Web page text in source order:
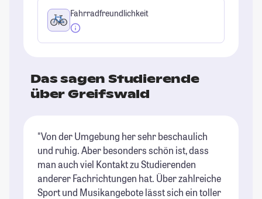
Fahrradfreundlichkeit
Das sagen Studierende
über Greifswald
"Von der Umgebung her sehr beschaulich
und ruhig. Aber besonders schön ist, dass
man auch viel Kontakt zu Studierenden
anderer Fachrichtungen hat. Über zahlreiche
Sport und Musikangebote lässt sich ein toller